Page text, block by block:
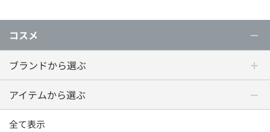
コスメ
ブランドから選ぶ
アイテムから選ぶ
全て表示